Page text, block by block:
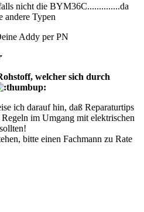
nicht die BYM36C..............da
andere Typen
Addy per PN
welcher sich durch
ich darauf hin, daß Reparaturtips
im Umgang mit elektrischen
bitte einen Fachmann zu Rate